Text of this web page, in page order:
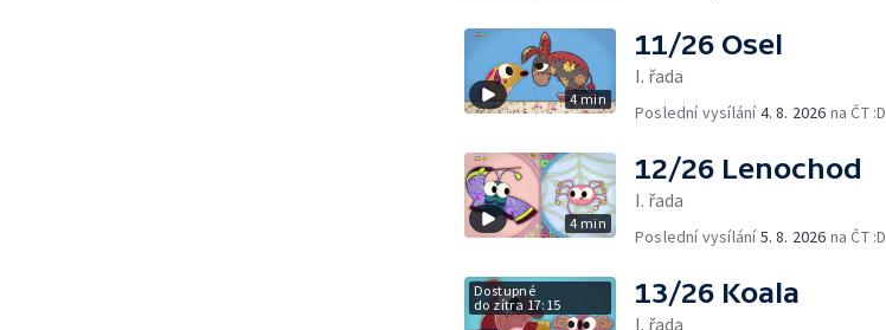
4 min
11/26 Osel
I. řada
Poslední vysílání4. 8. 2026 na ČT :D
4 min
12/26 Lenochod
I. řada
Poslední vysílání5. 8. 2026 na ČT :D
Dostupné
do zítra 17:15
13/26 Koala
I. řada